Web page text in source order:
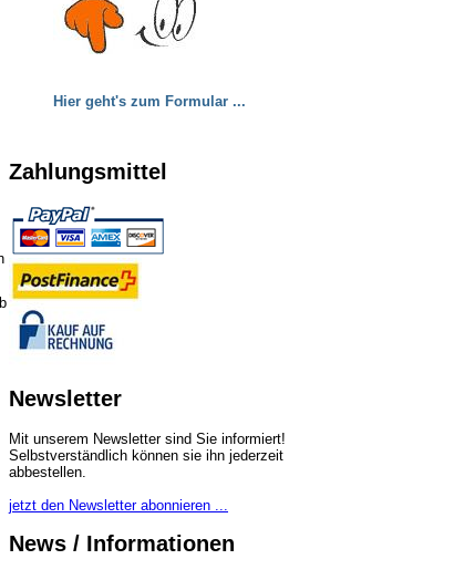
Hier geht's zum Formular ...
Zahlungsmittel
Newsletter
Mit unserem Newsletter sind Sie informiert!
Selbstverständlich können sie ihn jederzeit
abbestellen.
jetzt den Newsletter abonnieren ...
News / Informationen